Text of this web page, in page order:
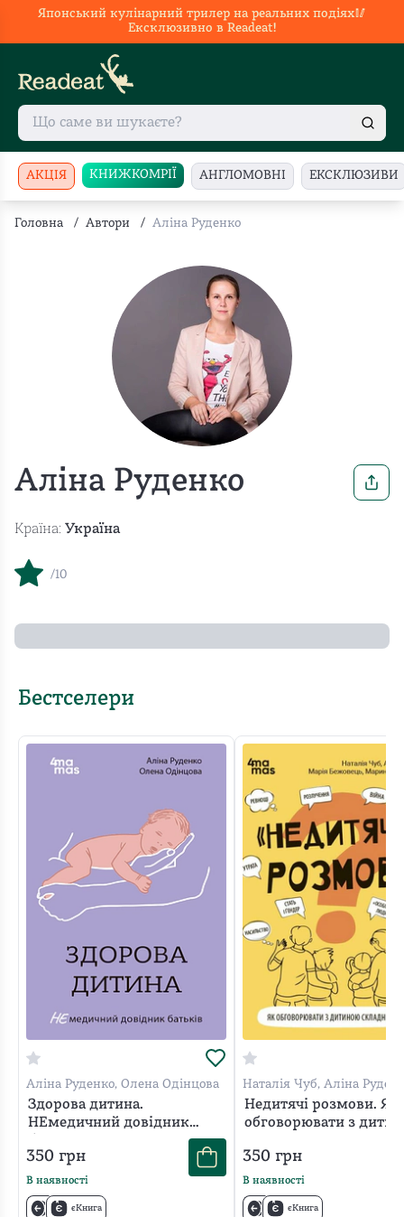
Японський кулінарний трилер на реальних подіях🥢
Ексклюзивно в Readeat!
АКЦІЯ КНИЖКОМРІЇ АНГЛОМОВНІ ЕКСКЛЮЗИВИ
Головна / Автори / Аліна Руденко
Аліна Руденко
Країна: Україна
/10
Бестселери
Аліна Руденко, Олена Одінцова
Здорова дитина.
НЕмедичний довідник
350 грн
В наявності
єКнига
Наталія Чуб, Аліна
Марія Бежовець, Марина
Коробейник
Недитячі розмови. Як
обговорювати з
350грн
В наявності
єКнига